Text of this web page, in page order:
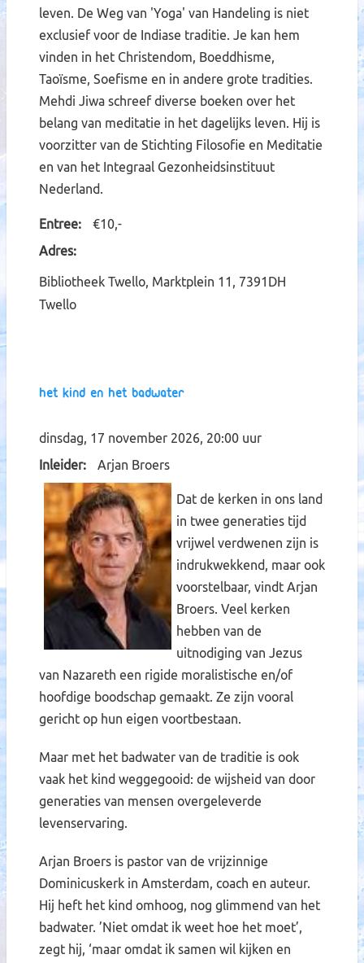
leven. De Weg van 'Yoga' van Handeling is niet
exclusief voor de Indiase traditie. Je kan hem
vinden in het Christendom, Boeddhisme,
Taoïsme, Soefisme en in andere grote tradities.
Mehdi Jiwa schreef diverse boeken over het
belang van meditatie in het dagelijks leven. Hij is
voorzitter van de Stichting Filosofie en Meditatie
en van het Integraal Gezonheidsinstituut
Nederland.
Entree
€10,-
Adres
Bibliotheek Twello, Marktplein 11, 7391DH
Twello
Het kind en het badwater
dinsdag, 17 november 2026, 20:00 uur
Inleider
Arjan Broers
Dat de kerken in ons land
in twee generaties tijd
vrijwel verdwenen zijn is
indrukwekkend, maar ook
voorstelbaar, vindt Arjan
Broers. Veel kerken
hebben van de
uitnodiging van Jezus
van Nazareth een rigide moralistische en/of
hoofdige boodschap gemaakt. Ze zijn vooral
gericht op hun eigen voortbestaan.
Maar met het badwater van de traditie is ook
vaak het kind weggegooid: de wijsheid van door
generaties van mensen overgeleverde
levenservaring.
Arjan Broers is pastor van de vrijzinnige
Dominicuskerk in Amsterdam, coach en auteur.
Hij heft het kind omhoog, nog glimmend van het
badwater. ’Niet omdat ik weet hoe het moet’,
zegt hij, ‘maar omdat ik samen wil kijken en